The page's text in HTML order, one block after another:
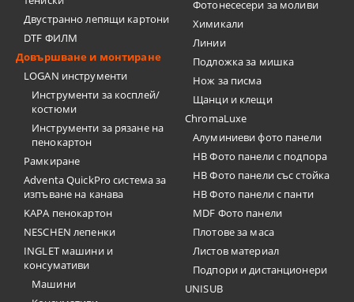
Двустранно лепящи картони
DTF ФИЛМ
Довършване и монтиране
LOGAN инструменти
Инструменти за косплей/
костюми
Инструменти за рязане на
пенокартон
Рамкиране
Adventa QuickPro система за
изпъване на канава
KAPA пенокартон
NESCHEN лепенки
INGLET машини и
консумативи
Машини
Фотонесесери за моливи
Химикали
Линии
Подложка за мишка
Нож за писма
Щанци и клещи
ChromaLuxe
Алуминиеви фото панели
HB Фото панели с подпора
HB Фото панели със стойка
HB Фото панели с панти
MDF Фото панели
Плотове за маса
Листов материал
Подпори и дистанционери
UNISUB